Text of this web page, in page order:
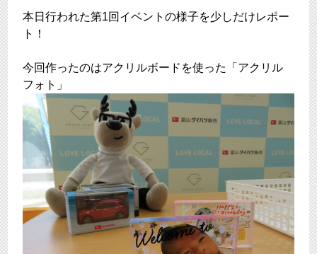
本日行われた第1回イベントの様子を少しだけレポー
ト！
今回作ったのはアクリルボードを使った「アクリル
フォト」